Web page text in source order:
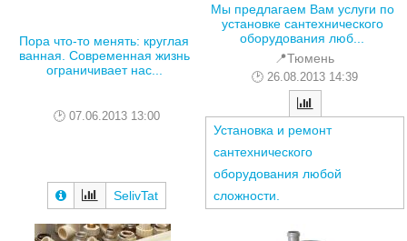
Пора что-то менять: круглая
ванная. Современная жизнь
ограничивает нас...
07.06.2013 13:00
SelivTat
Мы предлагаем Вам услуги по
установке сантехнического
оборудования люб...
📍Тюмень
26.08.2013 14:39
Установка и ремонт
сантехнического
оборудования любой
сложности.